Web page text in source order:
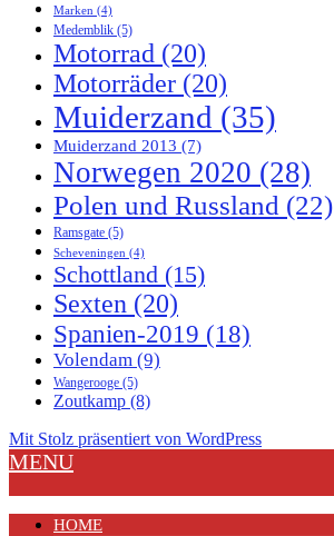
Marken (4)
Medemblik (5)
Motorrad (20)
Motorräder (20)
Muiderzand (35)
Muiderzand 2013 (7)
Norwegen 2020 (28)
Polen und Russland (22)
Ramsgate (5)
Scheveningen (4)
Schottland (15)
Sexten (20)
Spanien-2019 (18)
Volendam (9)
Wangerooge (5)
Zoutkamp (8)
Mit Stolz präsentiert von WordPress
MENU
HOME